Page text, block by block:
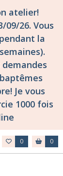
atelier!
09/26. Vous
la
Je vous
1000 fois
0 0